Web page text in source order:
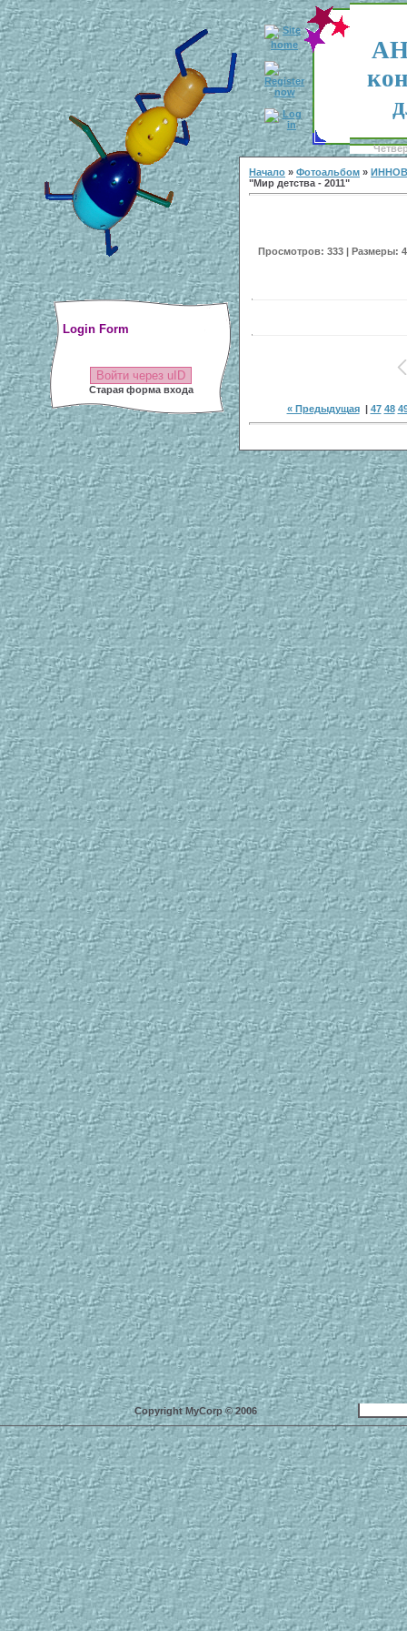
Login Form
Войти через uID
Старая форма входа
Начало » Фотоальбом »
"Мир детства - 2011"
Просмотров: 333 | Размеры:
« Предыдущая| 47 48
Copyright MyCorp © 2006